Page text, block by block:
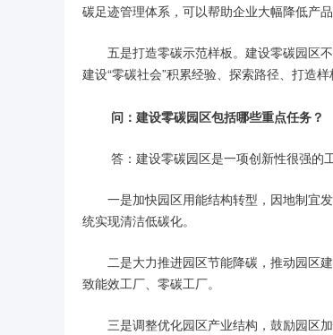
碳足迹管理体系，可以帮助企业大幅降低产品
五是打造零碳示范样板。建设零碳园区
建设“零碳社会”积累经验、探索路径、打造样
问：建设零碳园区包括哪些重点任务？
答：建设零碳园区是一项创新性很强的
一是加快园区用能结构转型，因地制宜
统实现清洁低碳化。
二是大力推进园区节能降碳，推动园区
致能效工厂、零碳工厂。
三是调整优化园区产业结构，鼓励园区